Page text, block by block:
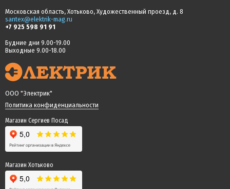
Московская область, Хотьково, Художественный проезд, д. 8
santex@elektrik-mag.ru
+7 925 598 91 91
Будние дни 9.00-19.00
Выходные 9.00-18.00
ООО "Электрик"
Политика конфиденциальности
Магазин Сергиев Посад
Магазин Хотьково